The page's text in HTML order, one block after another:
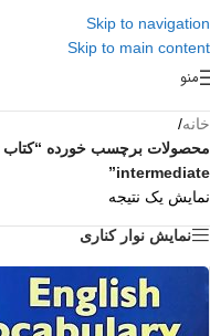
Skip to navigation
Skip to main content
منو
خانه/
intermediate”
نمایش یک نتیجه
نمایش نوار کناری